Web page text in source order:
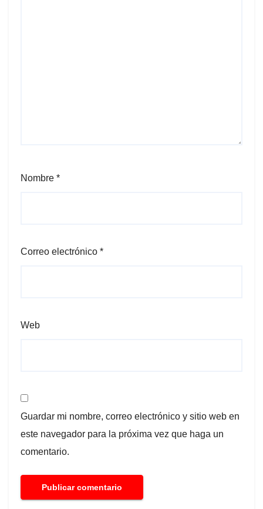
Nombre *
Correo electrónico *
Web
Guardar mi nombre, correo electrónico y sitio web en
este navegador para la próxima vez que haga un
comentario.